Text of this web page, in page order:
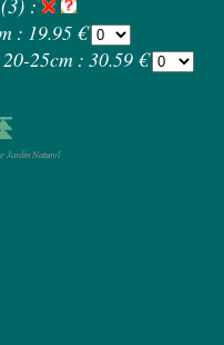
: 19.95 €
25cm : 30.59 €
Jardin Naturel